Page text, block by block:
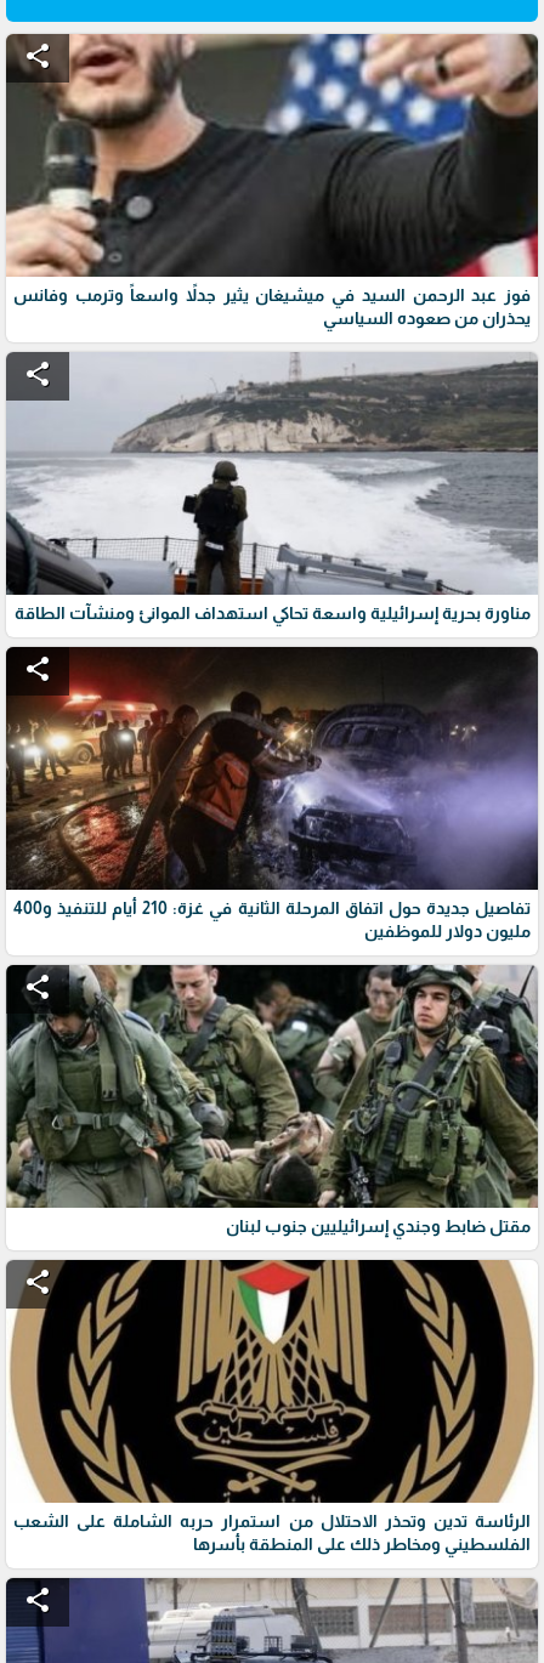
share
فوز عبد الرحمن السيد في ميشيغان يثير جدلاً واسعاً وترمب وفانس
يحذران من صعوده السياسي
share
مناورة بحرية إسرائيلية واسعة تحاكي استهداف الموانئ ومنشآت الطاقة
share
تفاصيل جديدة حول اتفاق المرحلة الثانية في غزة: 210 أيام للتنفيذ و400
مليون دولار للموظفين
share
مقتل ضابط وجندي إسرائيليين جنوب لبنان
share
الرئاسة تدين وتحذر الاحتلال من استمرار حربه الشاملة على الشعب
الفلسطيني ومخاطر ذلك على المنطقة بأسرها
share